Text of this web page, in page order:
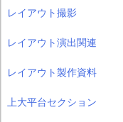
レイアウト撮影
レイアウト演出関連
レイアウト製作資料
上大平台セクション